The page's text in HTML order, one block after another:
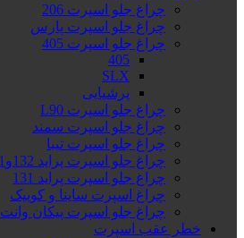
چراغ جلو اسپرت 206
چراغ جلو اسپرت پارس
چراغ جلو اسپرت 405
405
SLX
پرشیایی
چراغ جلو اسپرت L90
چراغ جلو اسپرت سمند
چراغ جلو اسپرت تیبا
چراغ جلو اسپرت پراید 132و111
چراغ جلو اسپرت پراید 131
چراغ اسپرت ساینا و کوییک
چراغ جلو اسپرت پیکان وانت
خطر عقب اسپرت